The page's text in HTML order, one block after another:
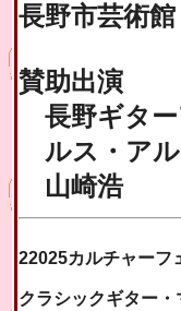
長野市芸術
賛助出演
長野ギタ
ルス・ア
山崎浩
22025カルチャーフ
クラシックギター